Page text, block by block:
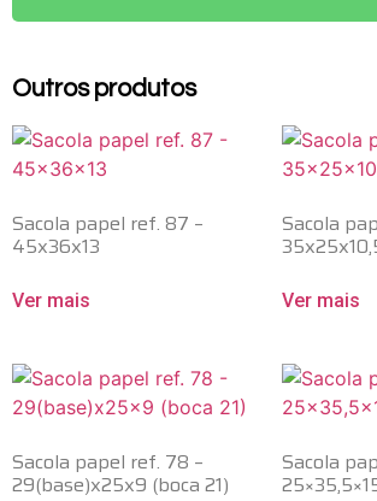
Outros produtos
Sacola papel ref. 87 –
45x36x13
Ver mais
Sacola
Ver mais
Sacola papel ref. 78 –
29(base)x25x9 (boca 21)
Sacola